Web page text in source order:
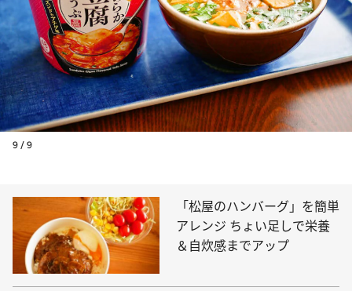
9 / 9
「松屋のハンバーグ」を簡単
アレンジ ちょい足しで栄養
＆自炊感までアップ